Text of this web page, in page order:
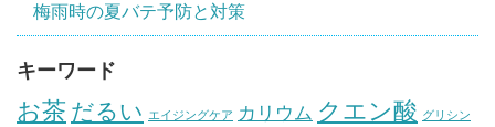
梅雨時の夏バテ予防と対策
キーワード
お茶 だるい エイジングケア カリウム クエン酸 グリシン